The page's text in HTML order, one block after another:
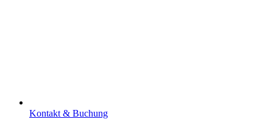
Kontakt & Buchung